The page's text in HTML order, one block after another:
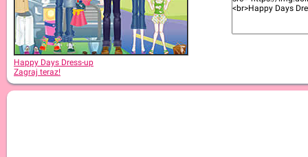
Happy Days Dress-up
Zagraj teraz!